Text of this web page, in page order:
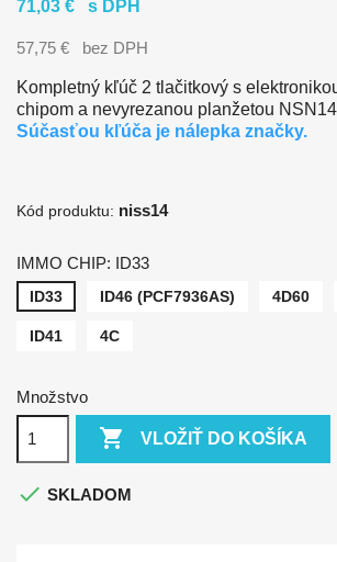
71,03 € s DPH
57,75 € bez DPH
Kompletný kľúč 2 tlačitkový s
chipom a nevyrezanou planžetou
Súčasťou kľúča je nálepka značky.
Kód produktu: niss14
IMMO CHIP: ID33
ID33 ID46 (PCF7936AS) 4D60
ID41 4C
Množstvo
 VLOŽIŤ DO KOŠÍKA
 SKLADOM